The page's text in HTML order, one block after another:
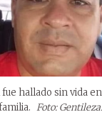
hallado sin vida
Foto: Gentileza.